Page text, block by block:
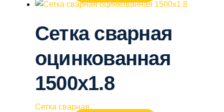
Сетка сварная
оцинкованная
1500х1.8
Сетка сварная